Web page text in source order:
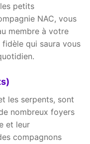
petits
NAC, vous
membre à votre
qui saura vous
les serpents, sont
nombreux foyers
et leur
compagnons